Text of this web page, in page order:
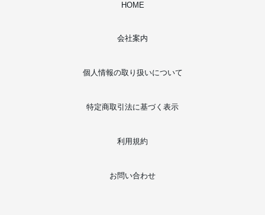
HOME
会社案内
個人情報の取り扱いについて
特定商取引法に基づく表示
利用規約
お問い合わせ